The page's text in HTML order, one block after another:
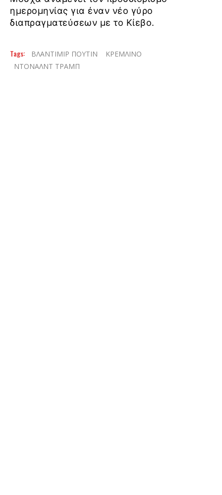
ημερομηνίας για έναν νέο γύρο
διαπραγματεύσεων με το Κίεβο.
Tags: ΒΛΑΝΤΙΜΙΡ ΠΟΥΤΙΝ
ΚΡΕΜΛΙΝΟ
ΝΤΟΝΑΛΝΤ ΤΡΑΜΠ